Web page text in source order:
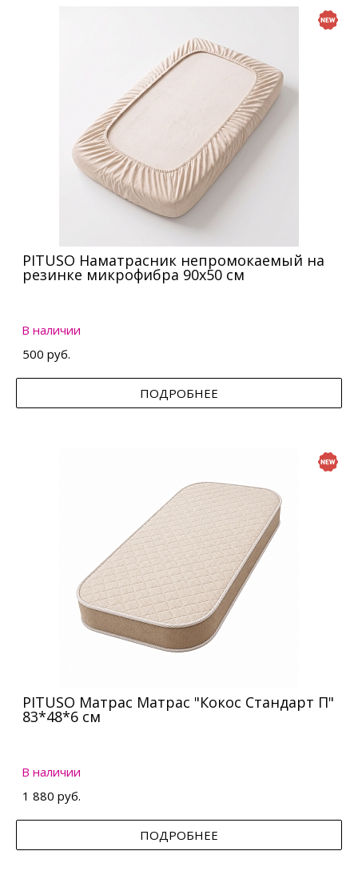
PITUSO Наматрасник непромокаемый на
резинке микрофибра 90х50 см
В наличии
500 руб.
ПОДРОБНЕЕ
PITUSO Матрас Матрас "Кокос Стандарт П"
83*48*6 см
В наличии
1 880 руб.
ПОДРОБНЕЕ